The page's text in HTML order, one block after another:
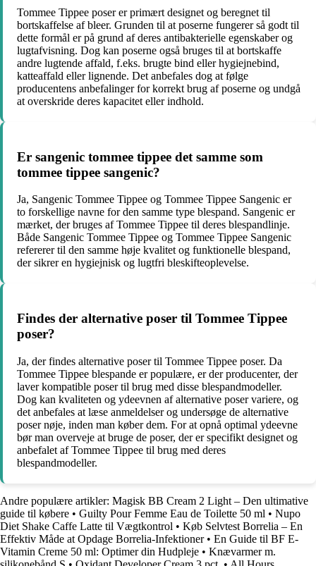
Tommee Tippee poser er primært designet og beregnet til
bortskaffelse af bleer. Grunden til at poserne fungerer så godt til
dette formål er på grund af deres antibakterielle egenskaber og
lugtafvisning. Dog kan poserne også bruges til at bortskaffe
andre lugtende affald, f.eks. brugte bind eller hygiejnebind,
katteaffald eller lignende. Det anbefales dog at følge
producentens anbefalinger for korrekt brug af poserne og undgå
at overskride deres kapacitet eller indhold.
Er sangenic tommee tippee det samme som
tommee tippee sangenic?
Ja, Sangenic Tommee Tippee og Tommee Tippee Sangenic er
to forskellige navne for den samme type blespand. Sangenic er
mærket, der bruges af Tommee Tippee til deres blespandlinje.
Både Sangenic Tommee Tippee og Tommee Tippee Sangenic
refererer til den samme høje kvalitet og funktionelle blespand,
der sikrer en hygiejnisk og lugtfri bleskifteoplevelse.
Findes der alternative poser til Tommee Tippee
poser?
Ja, der findes alternative poser til Tommee Tippee poser. Da
Tommee Tippee blespande er populære, er der producenter, der
laver kompatible poser til brug med disse blespandmodeller.
Dog kan kvaliteten og ydeevnen af ​​alternative poser variere, og
det anbefales at læse anmeldelser og undersøge de alternative
poser nøje, inden man køber dem. For at opnå optimal ydeevne
bør man overveje at bruge de poser, der er specifikt designet og
anbefalet af Tommee Tippee til brug med deres
blespandmodeller.
Andre populære artikler: Magisk BB Cream 2 Light – Den ultimative
guide til købere • Guilty Pour Femme Eau de Toilette 50 ml • Nupo
Diet Shake Caffe Latte til Vægtkontrol • Køb Selvtest Borrelia – En
Effektiv Måde at Opdage Borrelia-Infektioner• En Guide til BF E-
Vitamin Creme 50 ml: Optimer din Hudpleje • Knævarmer m.